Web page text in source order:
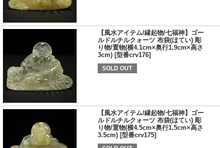
【風水アイテム/縁起物/七福神】ゴー
ルドルチルクォーツ 布袋(ほてい) 彫
り物/置物(横4.1cm×奥行1.9cm×高さ
3cm) [型番crv176]
SOLD OUT
【風水アイテム/縁起物/七福神】ゴー
ルドルチルクォーツ 布袋(ほてい) 彫
り物/置物(横4.5cm×奥行1.5cm×高さ
3.5cm) [型番crv175]